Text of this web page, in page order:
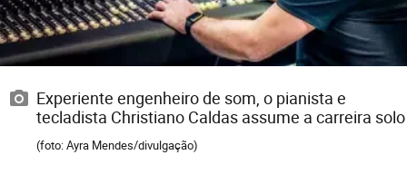
Experiente engenheiro de som, o pianista e
tecladista Christiano Caldas assume a carreira solo
(foto: Ayra Mendes/divulgação)